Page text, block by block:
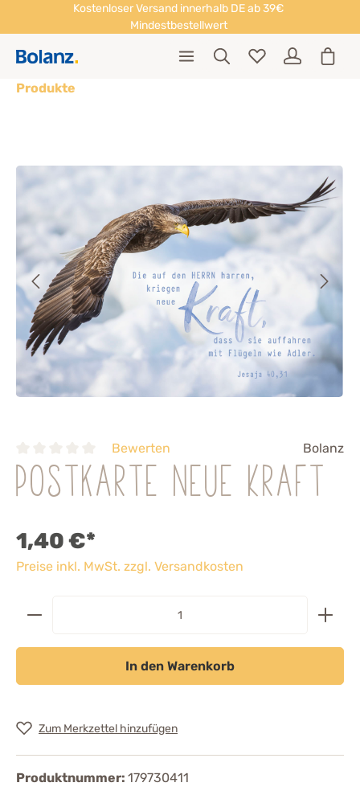
Kostenloser Versand innerhalb DE ab 39€
Mindestbestellwert
Produkte
Bewerten Bolanz
Postkarte neue Kraft
1,40 €*
Preise inkl. MwSt. zzgl. Versandkosten
In den Warenkorb
Zum Merkzettel hinzufügen
Produktnummer: 179730411